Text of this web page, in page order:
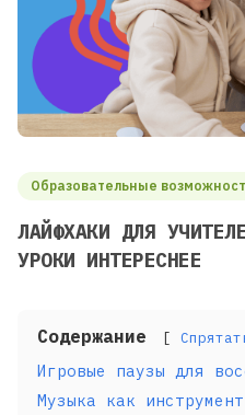
Образовательные
ЛАЙФХАКИ ДЛЯ
УРОКИ ИНТЕРЕСНЕЕ
Содержание
Игровые паузы для
Музыка как